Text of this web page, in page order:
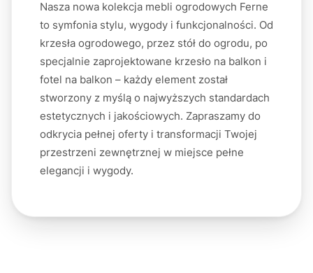
Nasza nowa kolekcja mebli ogrodowych Ferne
to symfonia stylu, wygody i funkcjonalności. Od
krzesła ogrodowego, przez stół do ogrodu, po
specjalnie zaprojektowane krzesło na balkon i
fotel na balkon – każdy element został
stworzony z myślą o najwyższych standardach
estetycznych i jakościowych. Zapraszamy do
odkrycia pełnej oferty i transformacji Twojej
przestrzeni zewnętrznej w miejsce pełne
elegancji i wygody.